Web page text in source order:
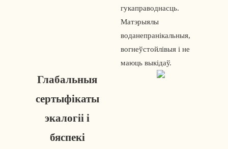
гукаправоднасць.
Матэрыялы
воданепранікальныя,
вогнеўстойлівыя і не
маюць выкідаў.
Глабальныя
сертыфікаты
экалогіі і
бяспекі